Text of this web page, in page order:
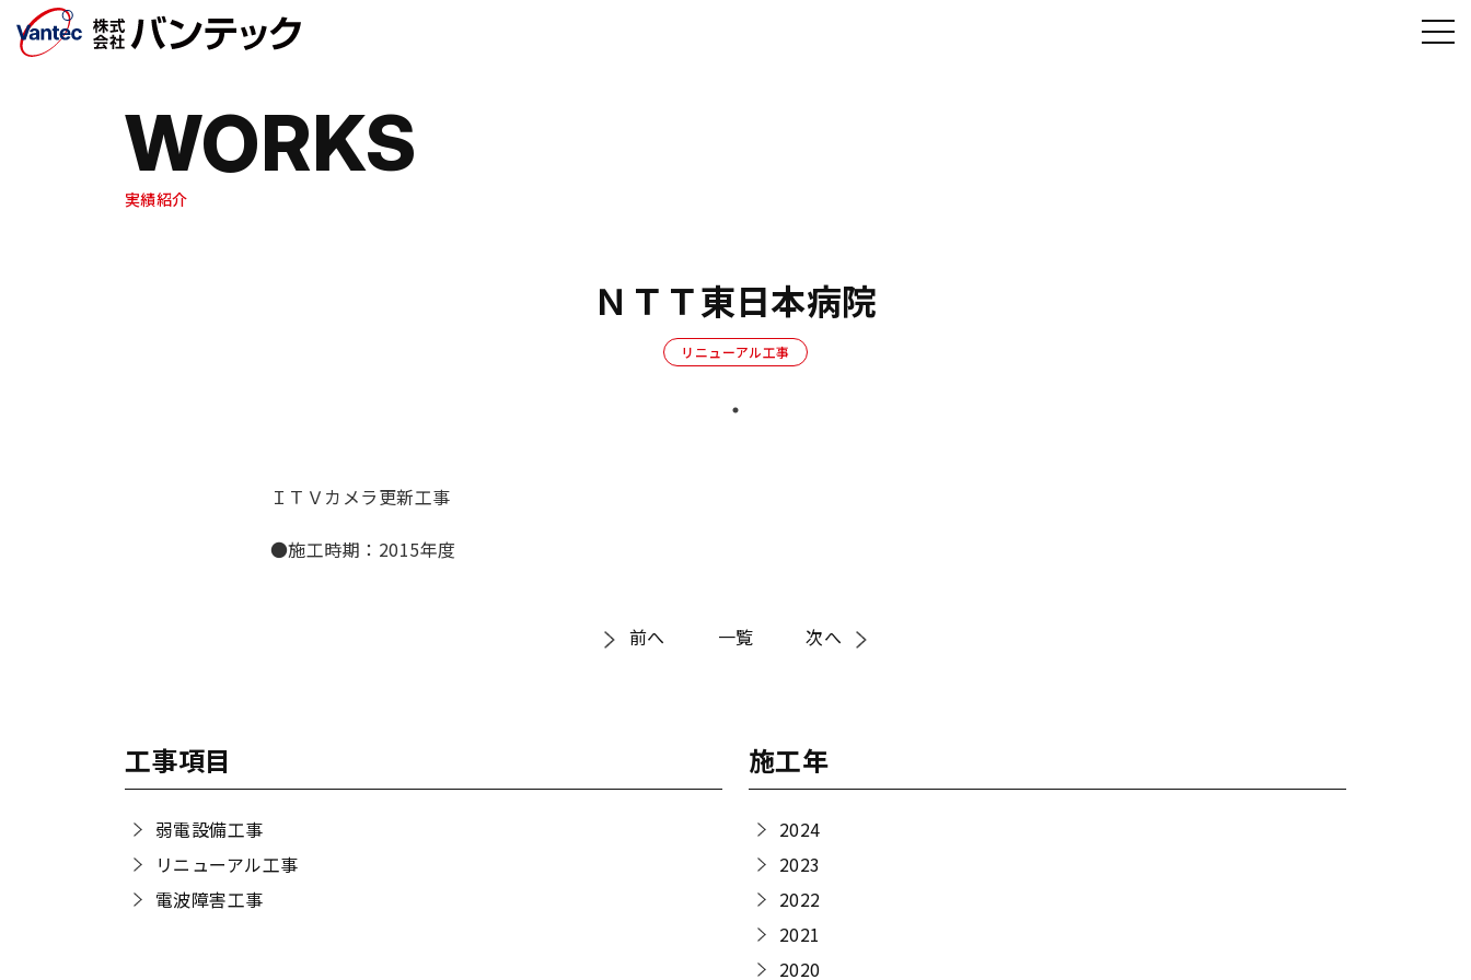
メインコンテンツへ移動
WORKS
実績紹介
ＮＴＴ東日本病院
リニューアル工事
ＩＴＶカメラ更新工事
●施工時期：2015年度
前へ 一覧 次へ
工事項目
弱電設備工事
リニューアル工事
電波障害工事
施工年
2024
2023
2022
2021
2020